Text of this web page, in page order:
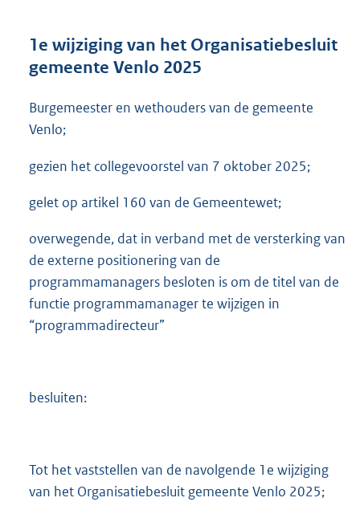
r
o
t
5
K
1e wijziging van het Organisatiebesluit
gemeente Venlo 2025
Burgemeester en wethouders van de gemeente
Venlo;
gezien het collegevoorstel van 7 oktober 2025;
gelet op artikel 160 van de Gemeentewet;
overwegende, dat in verband met de versterking van
de externe positionering van de
programmamanagers besloten is om de titel van de
functie programmamanager te wijzigen in
“programmadirecteur”
besluiten:
Tot het vaststellen van de navolgende 1e wijziging
van het Organisatiebesluit gemeente Venlo 2025;